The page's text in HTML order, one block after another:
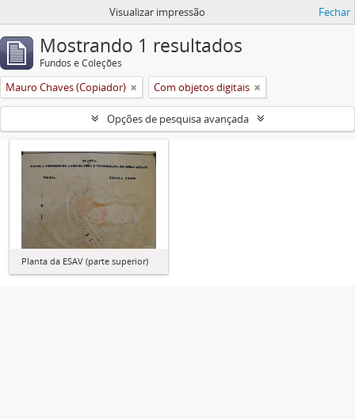
Visualizar impressão Fechar
Mostrando 1 resultados
Fundos e Coleções
Mauro Chaves (Copiador) Com objetos digitais
Opções de pesquisa avançada
Planta da ESAV (parte superior)